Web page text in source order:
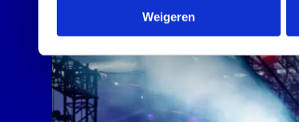
Weigeren